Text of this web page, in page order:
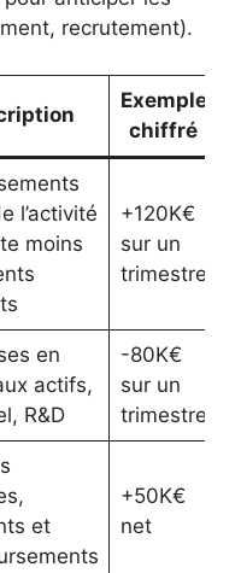
recrutement).
Exemple
chiffré
l’activité
moins
+120K€
sur un
trimestre
en
actifs,
R&D
-80K€
sur un
trimestre
et
+50K€
net